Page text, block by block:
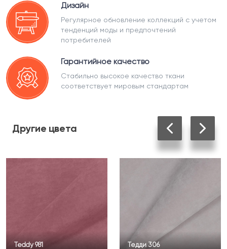
Дизайн
Регулярное обновление коллекций с учетом
тенденций моды и предпочтений
потребителей
Гарантийное качество
Стабильно высокое качество ткани
соответствует мировым стандартам
Другие цвета
Teddy 981 Тедди 306